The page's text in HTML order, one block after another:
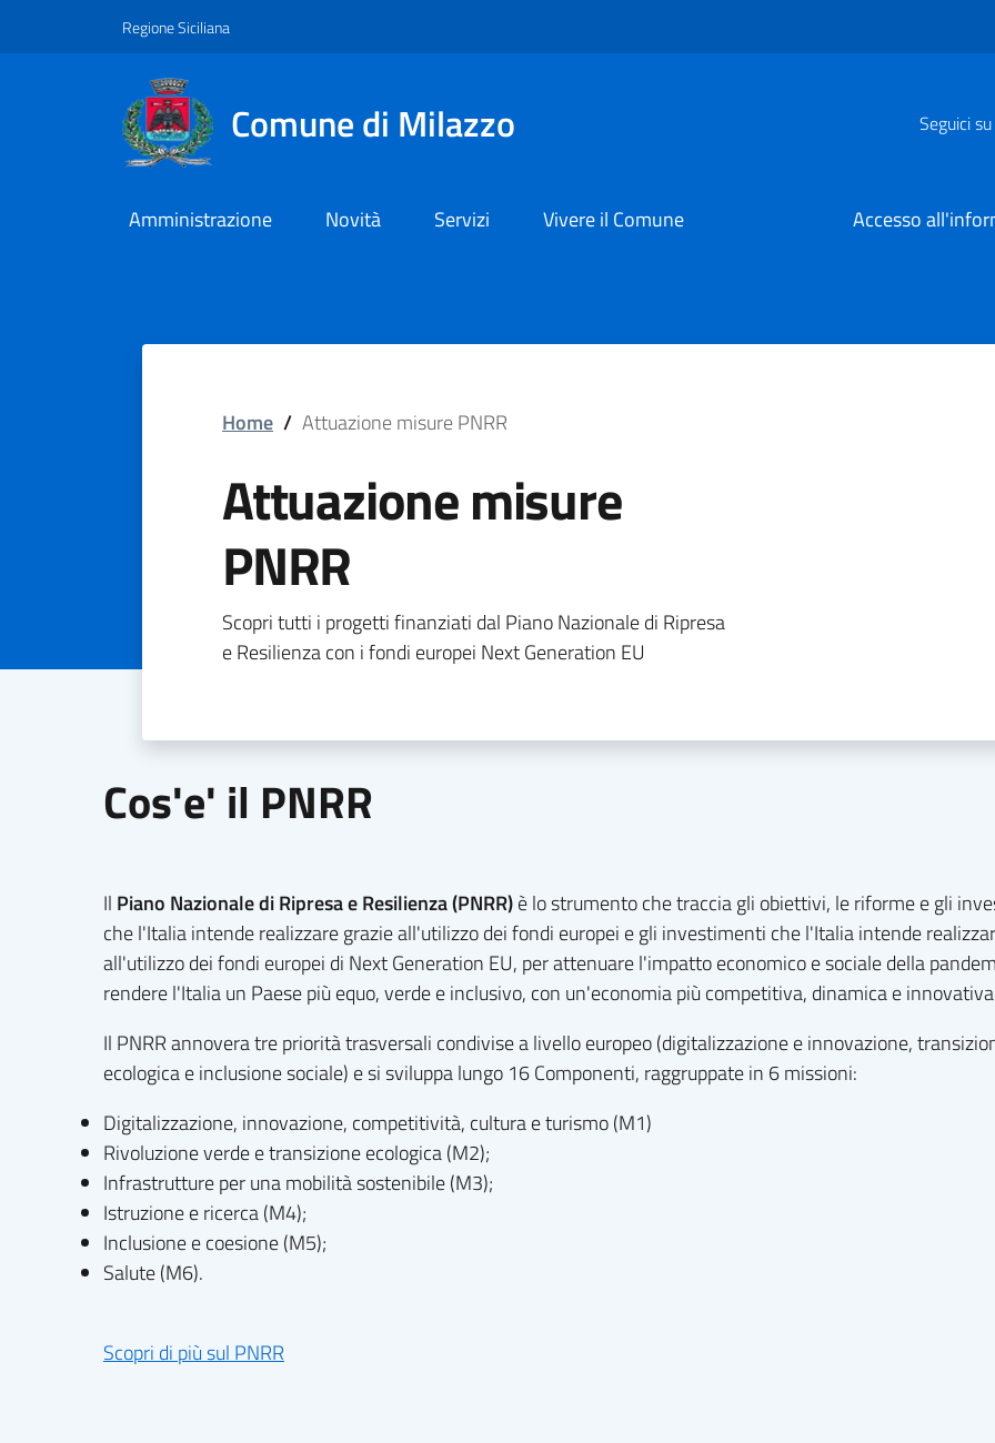
Regione Siciliana
Comune di Milazzo Seguici su
Amministrazione Novità Servizi Vivere il Comune Accesso
Home / Attuazione misure PNRR
Attuazione misure
PNRR
Scopri tutti i progetti finanziati dal Piano Nazionale di Ripresa
e Resilienza con i fondi europei Next Generation EU
Cos'e' il PNRR
Il Piano Nazionale di Ripresa e Resilienza (PNRR)è lo strumento che traccia gli obiettivi, le riforme e gli
che l'Italia intende realizzare grazie all'utilizzo dei fondi europei e gli investimenti che l'Italia intende
all'utilizzo dei fondi europei di Next Generation EU, per attenuare l'impatto economico e sociale della
rendere l'Italia un Paese più equo, verde e inclusivo, con un'economia più competitiva, dinamica e
Il PNRR annovera tre priorità trasversali condivise a livello europeo (digitalizzazione e innovazione,
ecologica e inclusione sociale) e si sviluppa lungo 16 Componenti, raggruppate in 6 missioni:
Digitalizzazione, innovazione, competitività, cultura e turismo (M1)
Rivoluzione verde e transizione ecologica (M2);
Infrastrutture per una mobilità sostenibile (M3);
Istruzione e ricerca (M4);
Inclusione e coesione (M5);
Salute (M6).
Scopri di più sul PNRR